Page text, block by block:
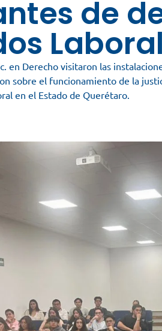
de
en Derecho visitaron las
sobre el funcionamiento de la
en el Estado de Querétaro.